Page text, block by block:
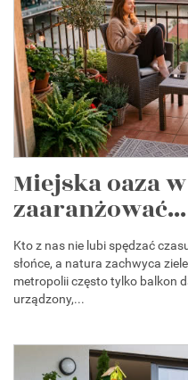
Miejska oaza
zaaranżować...
Kto z nas nie lubi spędzać
słońce, a natura zachwyca
metropolii często tylko balkon
urządzony,...